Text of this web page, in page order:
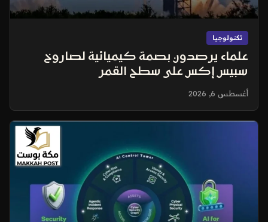
تكنولوجيا
علماء يرصدون بصمة كيميائية لصاروخ
سبيس إكس على سطح القمر
أغسطس 6, 2026